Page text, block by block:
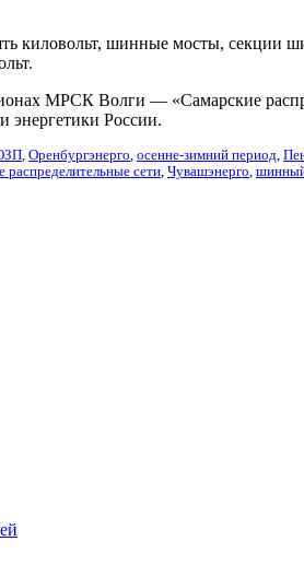
киловольт, шинные мосты, секции
МРСК Волги — «Самарские
энергетики России.
, Оренбургэнерго, осенне-зимний период,
распределительные сети, Чувашэнерго,